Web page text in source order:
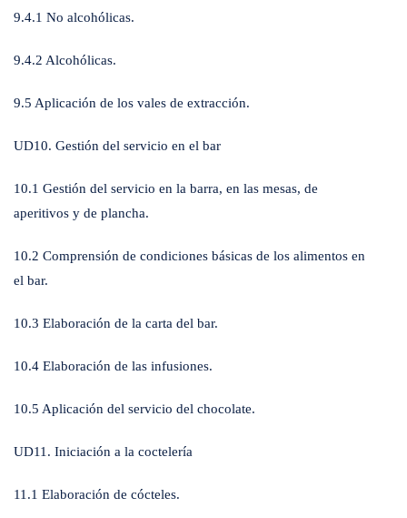
9.4.1 No alcohólicas.
9.4.2 Alcohólicas.
9.5 Aplicación de los vales de extracción.
UD10. Gestión del servicio en el bar
10.1 Gestión del servicio en la barra, en las mesas, de
aperitivos y de plancha.
10.2 Comprensión de condiciones básicas de los alimentos en
el bar.
10.3 Elaboración de la carta del bar.
10.4 Elaboración de las infusiones.
10.5 Aplicación del servicio del chocolate.
UD11. Iniciación a la coctelería
11.1 Elaboración de cócteles.